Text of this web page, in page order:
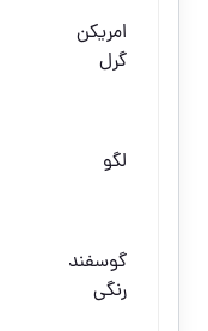
امریکن
گرل
لگو
گوسفند
رنگی